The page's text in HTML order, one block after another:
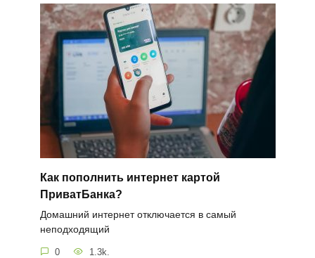
Как пополнить интернет картой
ПриватБанка?
Домашний интернет отключается в самый
неподходящий
0 1.3k.